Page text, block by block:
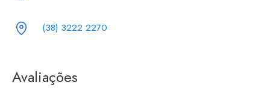
(38) 3222 2270
Avaliações